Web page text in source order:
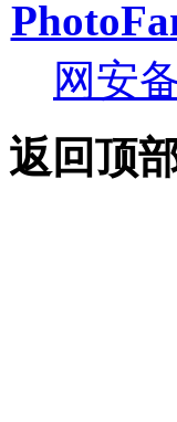
网安
返回顶